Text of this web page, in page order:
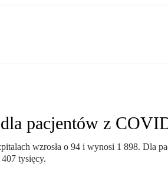
pacjentów z
wzrosła o 94 i wynosi 1 898. Dla
tysięcy.